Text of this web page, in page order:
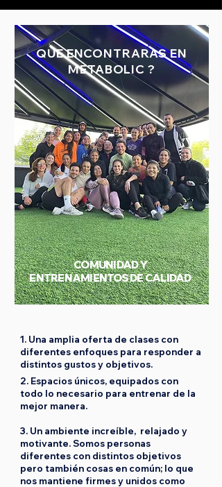
QUE ENCONTRARAS EN
METABOLIC ?
COMUNIDAD Y
ENTRENAMIENTOS DE CALIDAD
1. Una amplia oferta de clases con
diferentes enfoques para responder a
distintos gustos y objetivos.
2. Espacios únicos, equipados con
todo lo necesario para entrenar de la
mejor manera.
3. Un ambiente increíble, relajado y
motivante. Somos personas
diferentes con distintos objetivos
pero también cosas en común; lo que
nos mantiene firmes y unidos como